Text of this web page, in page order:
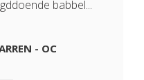
babbel...
- OC